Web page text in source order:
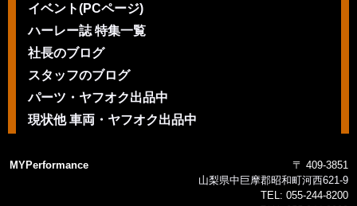
イベント(PCページ)
ハーレー誌 特集一覧
社長のブログ
スタッフのブログ
パーツ・ヤフオク出品中
現状他 車両・ヤフオク出品中
MYPerformance
〒 409-3851
山梨県中巨摩郡昭和町河西621-9
TEL: 055-244-8200